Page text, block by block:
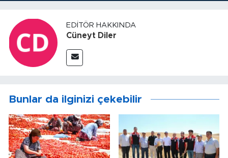
EDITÖR HAKKINDA
Cüneyt Diler
Bunlar da ilginizi çekebilir